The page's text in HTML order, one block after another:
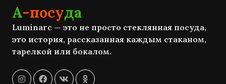
А-посуда
Luminarc — это не просто стеклянная посуда,
это история, рассказанная каждым стаканом,
тарелкой или бокалом.